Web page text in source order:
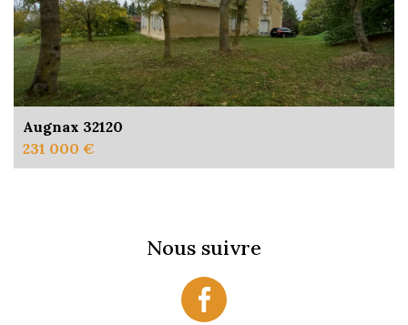
Augnax 32120
231 000 €
Nous suivre